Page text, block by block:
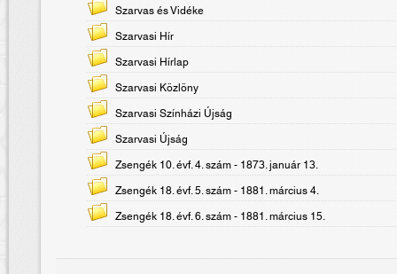
Szarvas és Vidéke
Szarvasi Hír
Szarvasi Hírlap
Szarvasi Közlöny
Szarvasi Színházi Újság
Szarvasi Újság
Zsengék 10. évf. 4. szám - 1873. január 13.
Zsengék 18. évf. 5. szám - 1881. március 4.
Zsengék 18. évf. 6. szám - 1881. március 15.